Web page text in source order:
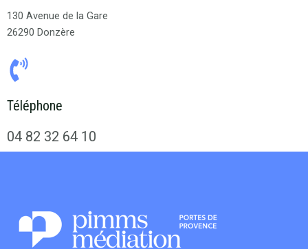
130 Avenue de la Gare
26290 Donzère
Téléphone
04 82 32 64 10